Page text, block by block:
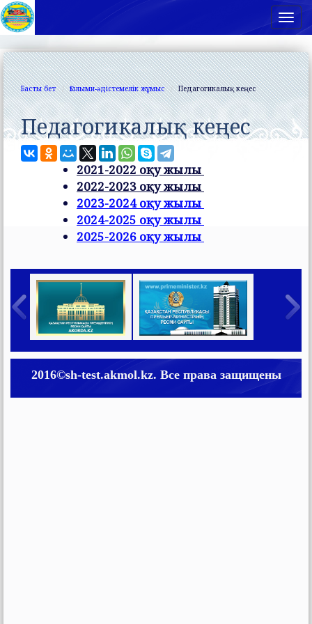
Басты бет Ғылыми-әдістемелік жұмыс Педагогикалық кеңес
Педагогикалық кеңес
2021-2022 оқу жылы
2022-2023 оқу жылы
2023-2024 оқу жылы
2024-2025 оқу жылы
2025-2026 оқу жылы
2016©sh-test.akmol.kz. Все права защищены